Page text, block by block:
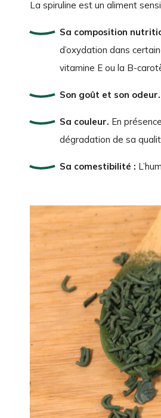
La spiruline est un aliment
Sa composition
d’oxydation dans
vitamine E ou la B-
Son goût et son odeur.
Sa couleur. En
dégradation de sa
Sa comestibilité :